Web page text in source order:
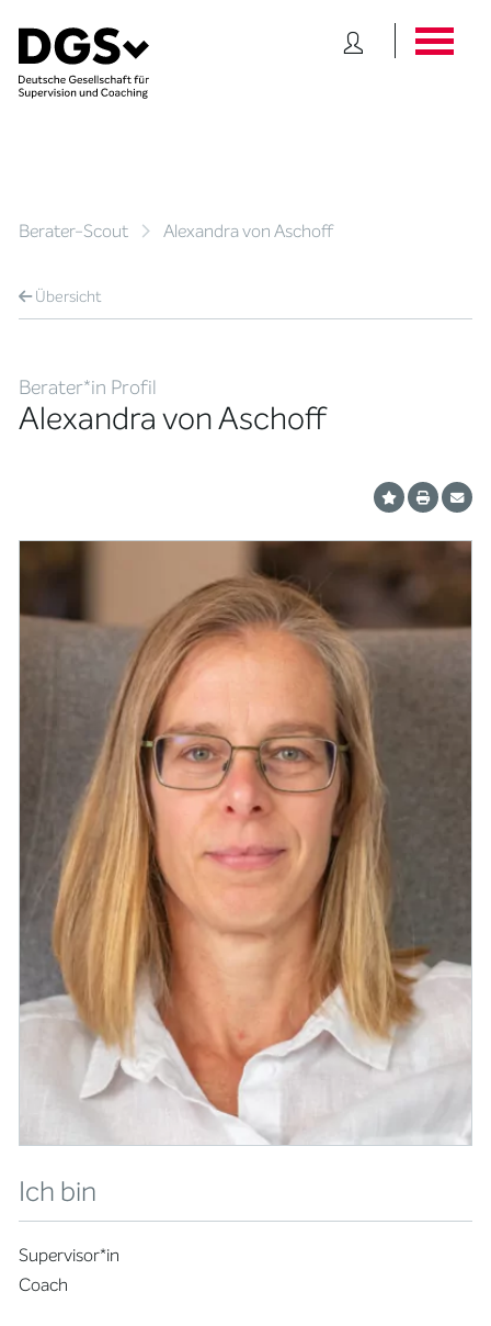
Berater-Scout Alexandra von Aschoff
Übersicht
Berater*in Profil
Alexandra von Aschoff
Ich bin
Supervisor*in
Coach